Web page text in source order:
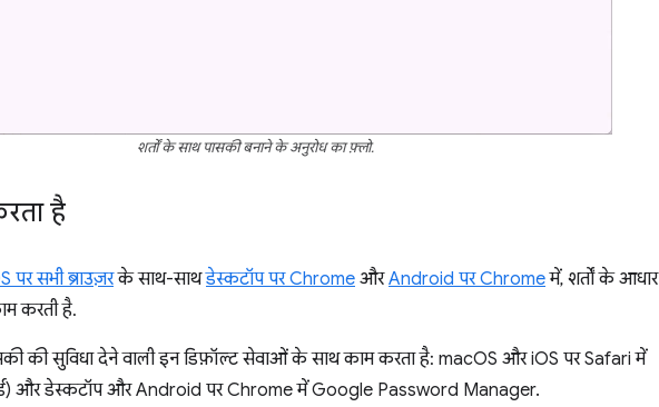
शर्तों के साथ पासकी बनाने के अनुरोध का फ़्लो.
है
सभी ब्राउज़रके साथ-साथडेस्कटॉप पर Chrome औरAndroid पर Chromeमें, शर्तों के
करती है.
की सुविधा देने वाली इन डिफ़ॉल्ट सेवाओं के साथ काम करता है: macOS और iOS पर Safari में
और डेस्कटॉप और Android पर Chrome में Google Password Manager.